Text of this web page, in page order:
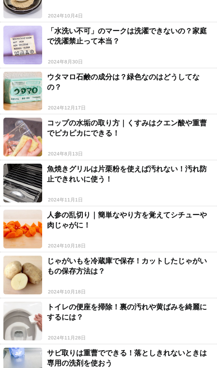
2024年10月4日
「水洗い不可」のマークは洗濯できないの？家庭
で洗濯禁止って本当？
2024年8月30日
ウタマロ石鹸の成分は？緑色なのはどうしてな
の？
2024年12月17日
コップの水垢の取り方｜くすみはクエン酸や重曹
でピカピカにできる！
2024年8月13日
魚焼きグリルは片栗粉を使えば汚れない！汚れ防
止できれいに使う！
2024年11月1日
人参の乱切り｜簡単なやり方を覚えてシチューや
肉じゃがに！
2024年10月18日
じゃがいもを冷蔵庫で保存！カットしたじゃがい
もの保存方法は？
2024年10月18日
トイレの便座を掃除！裏の汚れや黄ばみを綺麗に
するには？
2024年11月28日
サビ取りは重曹でできる！落としきれないときは
専用の洗剤を使おう